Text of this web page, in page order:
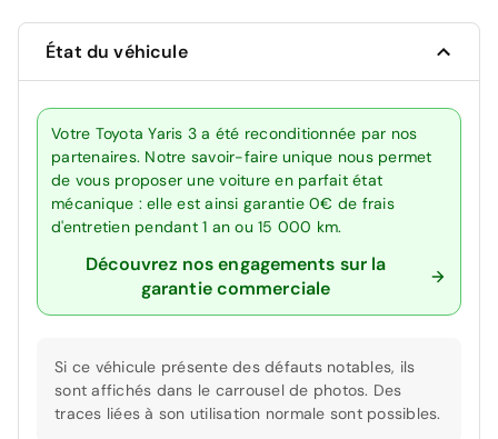
État du véhicule
Votre Toyota Yaris 3 a été reconditionnée par nos
partenaires. Notre savoir-faire unique nous permet
de vous proposer une voiture en parfait état
mécanique : elle est ainsi garantie 0€ de frais
d'entretien pendant 1 an ou 15 000 km.
Découvrez nos engagements sur la
garantie commerciale
Si ce véhicule présente des défauts notables, ils
sont affichés dans le carrousel de photos. Des
traces liées à son utilisation normale sont possibles.